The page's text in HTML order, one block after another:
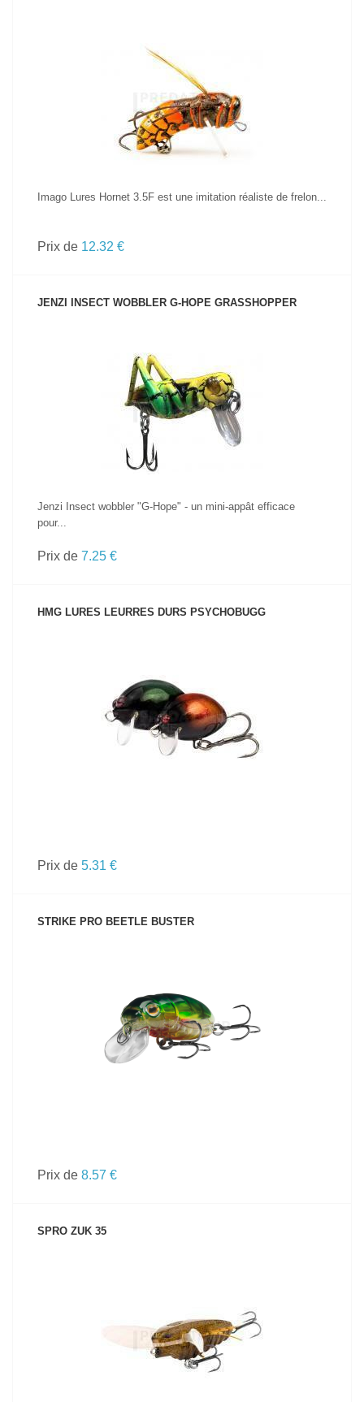
VOIR LE PRODUIT
Imago Lures Hornet 3.5F est une imitation réaliste de frelon...
Prix de 12.32 €
JENZI INSECT WOBBLER G-HOPE GRASSHOPPER
VOIR LE PRODUIT
Jenzi Insect wobbler "G-Hope" - un mini-appât efficace
pour...
Prix de 7.25 €
HMG LURES LEURRES DURS PSYCHOBUGG
VOIR LE PRODUIT
Prix de 5.31 €
STRIKE PRO BEETLE BUSTER
VOIR LE PRODUIT
Prix de 8.57 €
SPRO ZUK 35